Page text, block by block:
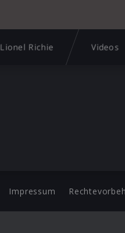
Lionel Richie Videos
Impressum